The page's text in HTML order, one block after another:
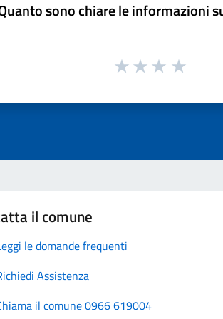
sono chiare le informazioni
il comune
le domande frequenti
Assistenza
il comune 0966 619004